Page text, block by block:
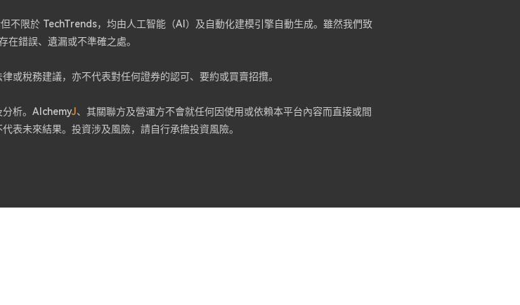
不限於 TechTrends，均由人工智能（AI）及自動化建模引擎自動生成。雖然我們致
錯誤、遺漏或不準確之處。
或稅務建議，亦不代表對任何證券的認可、要約或買賣招攬。
分析。AlchemyJ、其關聯方及營運方不會就任何因使用或依賴本平台內容而直接或間
表未來結果。投資涉及風險，請自行承擔投資風險。